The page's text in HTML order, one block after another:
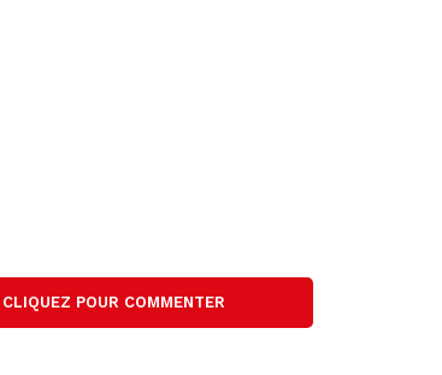
CLIQUEZ POUR COMMENTER